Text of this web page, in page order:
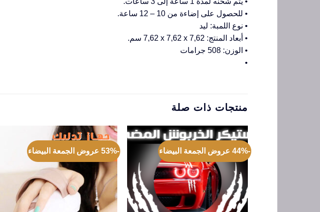
• للحصول على إضاءة من 10 – 12 ساعة.
• نوع اللمبة: ليد
• أبعاد المنتج: ‎7,62 x 7,62 x 7,62 سم.
• الوزن: 508 جرامات
•
منتجات ذات صلة
-44% عروض الجمعة البيضاء -53% عروض الجمعة البيضاء